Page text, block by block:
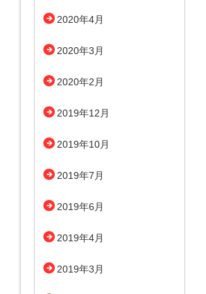
2020年4月
2020年3月
2020年2月
2019年12月
2019年10月
2019年7月
2019年6月
2019年4月
2019年3月